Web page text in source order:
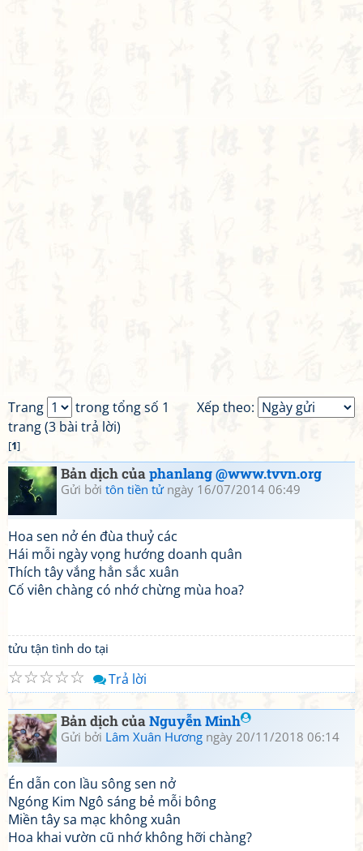
Xếp theo:
Trang
trong tổng số 1
trang (3 bài trả lời)
[1]
Bản dịch củaphanlang @www.tvvn.org
Gửi bởi tôn tiền tửngày 16/07/2014 06:49
Hoa sen nở én đùa thuỷ các
Hái mỗi ngày vọng hướng doanh quân
Thích tây vắng hẳn sắc xuân
Cố viên chàng có nhớ chừng mùa hoa?
tửu tận tình do tại
☆
☆
☆
☆
☆ Trả lời
Bản dịch củaNguyễn Minh
Gửi bởi Lâm Xuân Hương ngày 20/11/2018 06:14
Én dẫn con lầu sông sen nở
Ngóng Kim Ngô sáng bẻ mỗi bông
Miền tây sa mạc không xuân
Hoa khai vườn cũ nhớ không hỡi chàng?